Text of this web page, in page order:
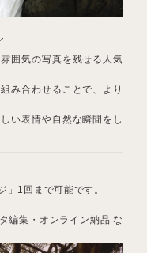
囲気の写真を残せる人気
み合わせることで、より
い表情や自然な瞬間をし
1回まで可能です。
編集・オンライン納品 な